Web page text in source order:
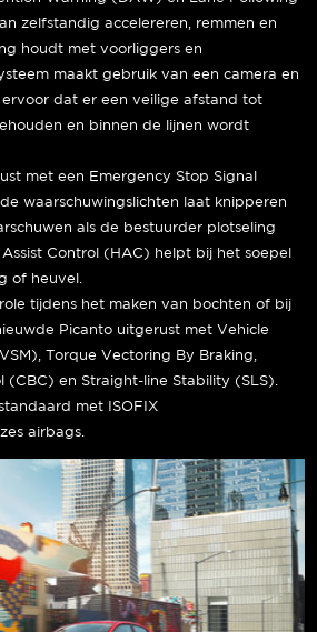
zelfstandig accelereren, remmen en
houdt met voorliggers en
maakt gebruik van een camera en
ervoor dat er een veilige afstand tot
en binnen de lijnen wordt
met een Emergency Stop Signal
waarschuwingslichten laat knipperen
als de bestuurder plotseling
Control (HAC) helpt bij het soepel
of heuvel.
tijdens het maken van bochten of bij
Picanto uitgerust met Vehicle
Torque Vectoring By Braking,
(CBC) en Straight-line Stability (SLS).
met ISOFIX
airbags.